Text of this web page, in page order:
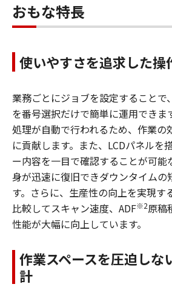
おもな特長
使いやすさを追求した操
業務ごとにジョブを設定することで
を番号選択だけで簡単に運用できま
処理が自動で行われるため、作業の
に貢献します。また、LCDパネルを
ー内容を一目で確認することが可能
身が迅速に復旧できダウンタイムの
す。さらに、生産性の向上を実現す
比較してスキャン速度、ADF※2原稿
性能が大幅に向上しています。
作業スペースを圧迫しな
計